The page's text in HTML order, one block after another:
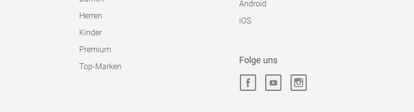
Herren
Kinder
Premium
Top-Marken
Android
iOS
Folge uns